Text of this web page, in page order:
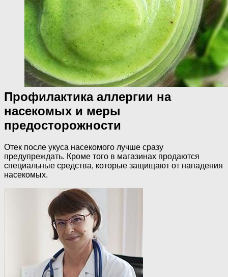
Профилактика аллергии на
насекомых и меры
предосторожности
Отек после укуса насекомого лучше сразу
предупреждать. Кроме того в магазинах продаются
специальные средства, которые защищают от нападения
насекомых.